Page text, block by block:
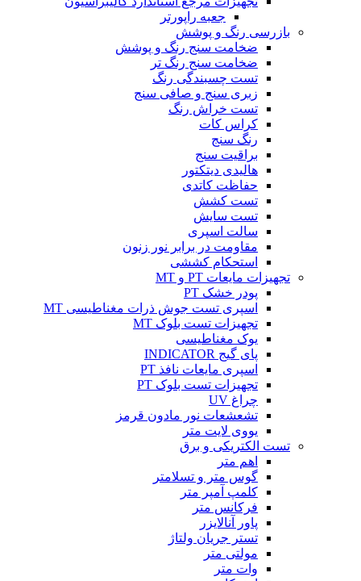
جعبه راپورتر
بازرسی رنگ و پوشش
ضخامت سنج رنگ و پوشش
ضخامت سنج رنگ تر
تست چسبندگی رنگ
زبری سنج و صافی سنج
تست خراش رنگ
کراس کات
رنگ سنج
براقیت سنج
هالیدی دیتکتور
حفاظت کاتدی
تست کشش
تست سایش
سالت اسپری
مقاومت در برابر نور زنون
استحکام کششی
تجهیزات مایعات PT و MT
پودر خشک PT
اسپری تست جوش ذرات مغناطیسی MT
تجهیزات تست بلوک MT
یوک مغناطیسی
پای گیج INDICATOR
اسپری مایعات نافذ PT
تجهیزات تست بلوک PT
چراغ UV
تشعشعات نور مادون قرمز
یووی لایت متر
تست الکتریکی و برق
اهم متر
گوس متر و تسلامتر
کلمپ آمپر متر
فرکانس متر
پاور آنالایزر
تستر جریان ولتاژ
مولتی متر
وات متر